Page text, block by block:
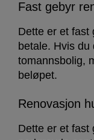
Fast gebyr
Dette er et fast
betale. Hvis
tomannsbolig,
beløpet.
Renovasjon
Dette er et fast